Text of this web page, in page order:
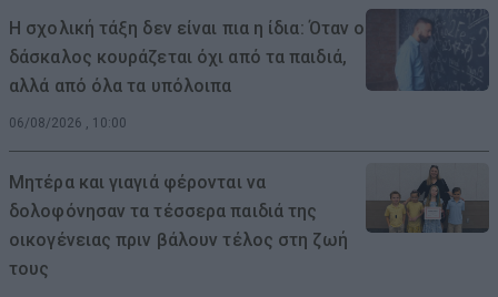
Η σχολική τάξη δεν είναι πια η ίδια: Όταν ο
δάσκαλος κουράζεται όχι από τα παιδιά,
αλλά από όλα τα υπόλοιπα
06/08/2026 , 10:00
Μητέρα και γιαγιά φέρονται να
δολοφόνησαν τα τέσσερα παιδιά της
οικογένειας πριν βάλουν τέλος στη ζωή
τους